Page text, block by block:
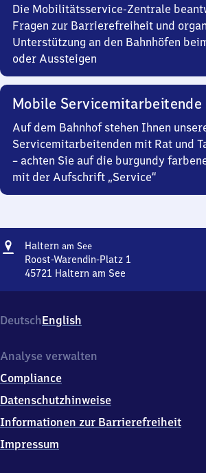
Die Mobilitätsservice-Zentrale
Fragen zur Barrierefreiheit und
Unterstützung an den Bahnhöfen
oder Aussteigen
Mobile Servicemitarbeitende
Auf dem Bahnhof stehen Ihnen
Servicemitarbeitenden mit Rat und
– achten Sie auf die burgundy
mit der Aufschrift „Service“
Adresse
Haltern am SeeHaltern
am See
Roost-Warendin-Platz 1
45721 Haltern am See
Roost-
Warendin-
1,
5
7
1
Haltern
am
DeutschEnglish
Analyse verwalten
Compliance
Datenschutzhinweise
Informationen zur Barrierefreiheit
Impressum